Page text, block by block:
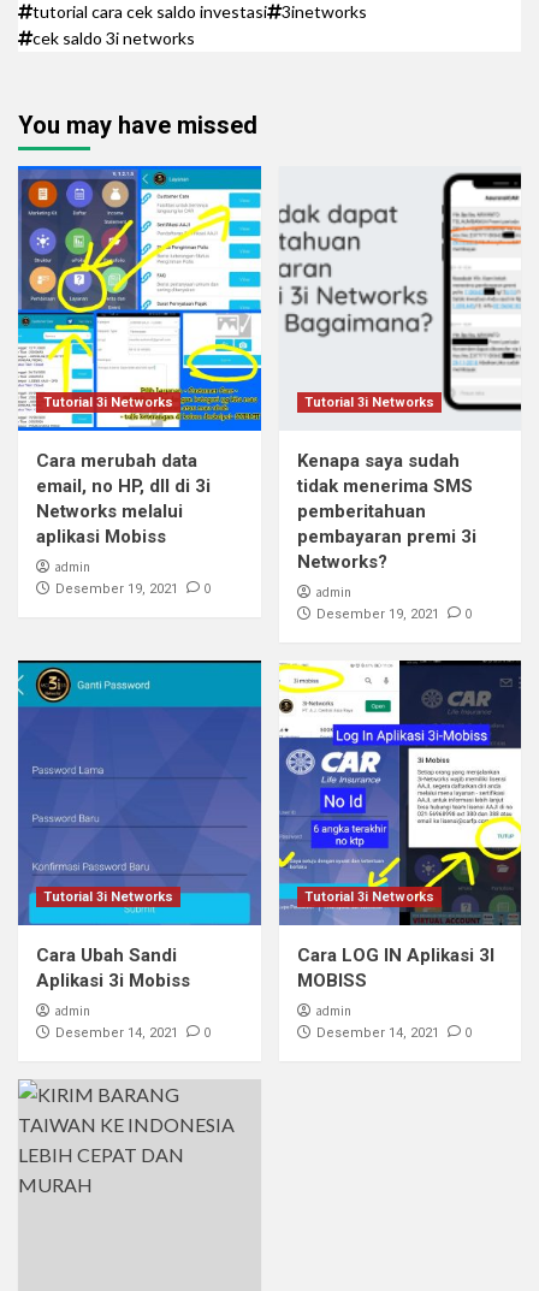
tutorial cara cek saldo investasi
3inetworks
cek saldo 3i networks
You may have missed
Tutorial 3i Networks
Cara merubah data
email, no HP, dll di 3i
Networks melalui
aplikasi Mobiss
admin
Desember 19, 2021 0
Tutorial 3i Networks
Kenapa saya sudah
tidak menerima SMS
pemberitahuan
pembayaran premi 3i
Networks?
admin
Desember 19, 2021 0
Tutorial 3i Networks
Cara Ubah Sandi
Aplikasi 3i Mobiss
admin
Desember 14, 2021 0
Tutorial 3i Networks
Cara LOG IN Aplikasi 3I
MOBISS
admin
Desember 14, 2021 0